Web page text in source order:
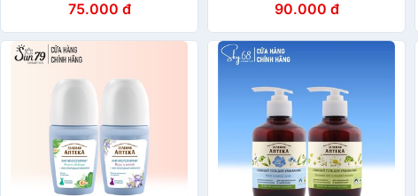
75.000 đ
Cây Xô Thơm Và Lavender
150ml
90.000 đ